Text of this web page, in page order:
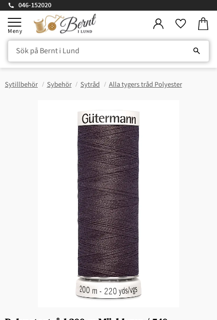
Meny
046-152020
Sytillbehör Sybehör Sytråd Alla tygers tråd Polyester